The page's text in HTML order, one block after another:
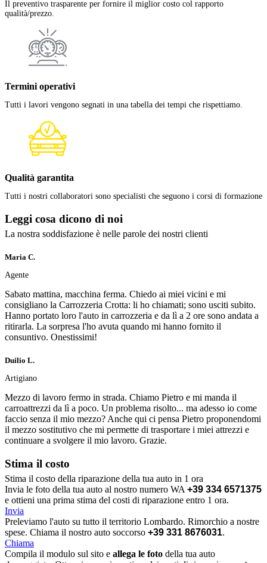
Il preventivo trasparente per fornire il miglior costo col rapporto
qualità/prezzo.
Termini operativi
Tutti i lavori vengono segnati in una tabella dei tempi che rispettiamo.
Qualità garantita
Tutti i nostri collaboratori sono specialisti che seguono i corsi di formazione
Leggi cosa dicono di noi
La nostra soddisfazione è nelle parole dei nostri clienti
Maria C.
Agente
Sabato mattina, macchina ferma. Chiedo ai miei vicini e mi
consigliano la Carrozzeria Crotta: li ho chiamati; sono usciti subito.
Hanno portato loro l'auto in carrozzeria e da lì a 2 ore sono andata a
ritirarla. La sorpresa l'ho avuta quando mi hanno fornito il
consuntivo. Onestissimi!
Duilio L.
Artigiano
Mezzo di lavoro fermo in strada. Chiamo Pietro e mi manda il
carroattrezzi da lì a poco. Un problema risolto... ma adesso io come
faccio senza il mio mezzo? Anche qui ci pensa Pietro proponendomi
il mezzo sostitutivo che mi permette di trasportare i miei attrezzi e
continuare a svolgere il mio lavoro. Grazie.
Stima il costo
Stima il costo della riparazione della tua auto in 1 ora
Invia le foto della tua auto al nostro numero WA +39 334 6571375
e ottieni una prima stima del costi di riparazione entro 1 ora.
Invia
Preleviamo l'auto su tutto il territorio Lombardo. Rimorchio a nostre
spese. Chiama il nostro auto soccorso +39 331 8676031.
Chiama
Compila il modulo sul sito e allega le foto della tua auto